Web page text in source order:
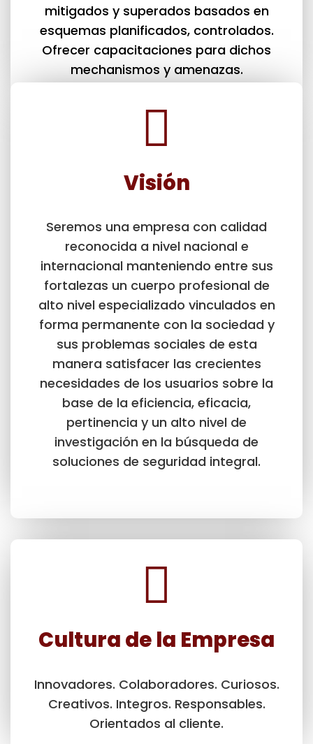
mitigados y superados basados en
esquemas planificados, controlados.
Ofrecer capacitaciones para dichos
mechanismos y amenazas.
Visión
Seremos una empresa con calidad
reconocida a nivel nacional e
internacional manteniendo entre sus
fortalezas un cuerpo profesional de
alto nivel especializado vinculados en
forma permanente con la sociedad y
sus problemas sociales de esta
manera satisfacer las crecientes
necesidades de los usuarios sobre la
base de la eficiencia, eficacia,
pertinencia y un alto nivel de
investigación en la búsqueda de
soluciones de seguridad integral.
Cultura de la Empresa
Innovadores. Colaboradores. Curiosos.
Creativos. Integros. Responsables.
Orientados al cliente.